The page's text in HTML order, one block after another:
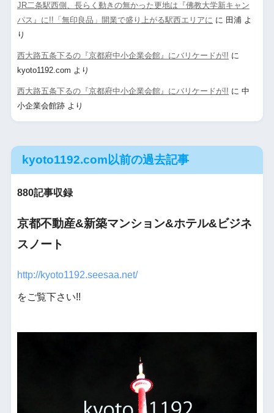
JR二条駅西側、長らく動きの無かった更地は『佛教大学新キャン
パス』に!!「無印良品」開業で盛り上がる駅西エリアに に 田浦よ
り
西大路五条下るの『京都府中小企業会館』にバリケードが!! に
kyoto1192.com より
西大路五条下るの『京都府中小企業会館』にバリケードが!! に 中
小企業会館跡より
kyoto1192.com以前の過去記事
880記事収録
京都不動産&新築マンション&ホテル&ビジネ
スノート
http://kyoto1192.seesaa.net/
をご覧下さい!!